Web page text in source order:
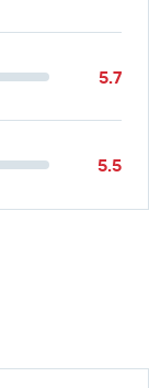
5.7
5.5